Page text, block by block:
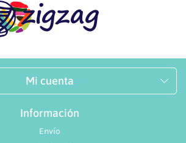
Mi cuenta
Información
Envío